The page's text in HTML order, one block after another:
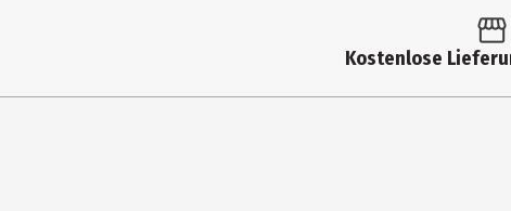
Hersteller
Kostenlose